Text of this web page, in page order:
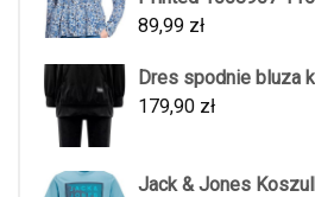
89,99 zł
Dres spodnie bluza
179,90 zł
Jack & Jones